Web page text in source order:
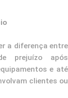
a diferença entre
prejuízo após
e até
clientes ou